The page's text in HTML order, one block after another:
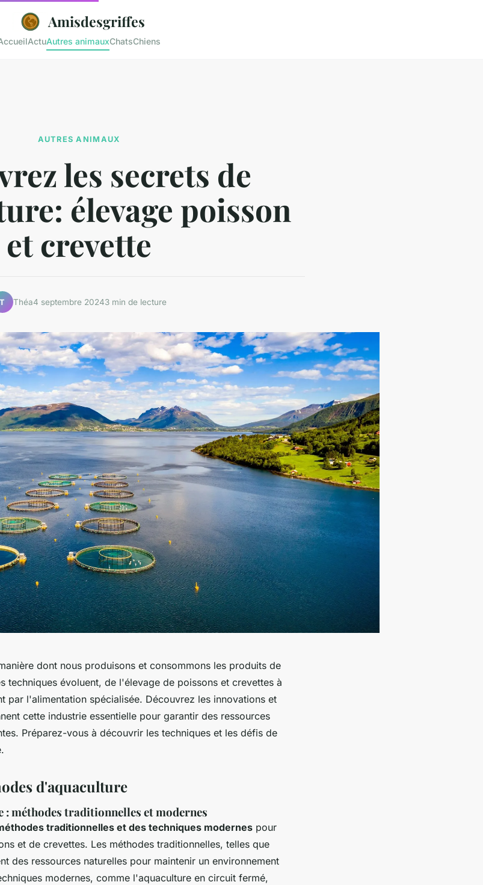
Amisdesgriffes
ActuAutres animauxChatsChiens
AUTRES ANIMAUX
les secrets de
élevage poisson
et crevette
T Théa4 septembre 20243 min de lecture
dont nous produisons et consommons les produits de
techniques évoluent, de l'élevage de poissons et crevettes à
par l'alimentation spécialisée. Découvrez les innovations et
cette industrie essentielle pour garantir des ressources
Préparez-vous à découvrir les techniques et les défis de
d'aquaculture
: méthodes traditionnelles et modernes
traditionnelles et des techniques modernes pour
et de crevettes. Les méthodes traditionnelles, telles que
des ressources naturelles pour maintenir un environnement
modernes, comme l'aquaculture en circuit fermé,